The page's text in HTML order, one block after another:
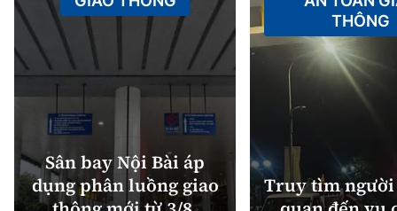
Sân bay Nội Bài áp
dụng phân luồng giao
Truy tìm
THÔNG